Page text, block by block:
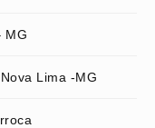
MG
Lima -MG